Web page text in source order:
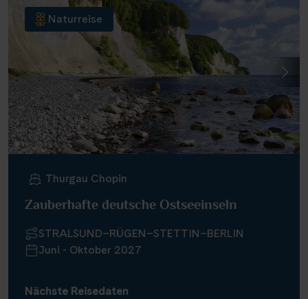
Naturreise
Thurgau Chopin
Zauberhafte deutsche Ostseeinseln
STRALSUND–RÜGEN–STETTIN–BERLIN
Juni - Oktober 2027
Nächste Reisedaten